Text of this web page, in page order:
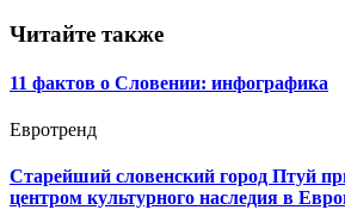
Читайте также
11 фактов о Словении: инфографика
Евротренд
Старейший словенский город Птуй
центром культурного наследия в